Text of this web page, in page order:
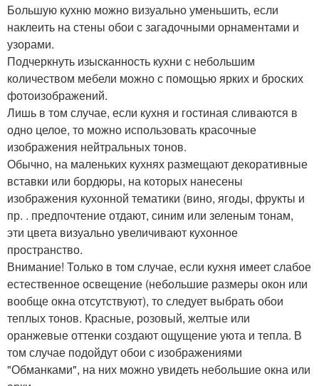
Большую кухню можно визуально уменьшить, если
наклеить на стены обои с загадочными орнаментами и
узорами.
Подчеркнуть изысканность кухни с небольшим
количеством мебели можно с помощью ярких и броских
фотоизображений.
Лишь в том случае, если кухня и гостиная сливаются в
одно целое, то можно использовать красочные
изображения нейтральных тонов.
Обычно, на маленьких кухнях размещают декоративные
вставки или бордюры, на которых нанесены
изображения кухонной тематики (вино, ягоды, фрукты и
пр. . предпочтение отдают, синим или зеленым тонам,
эти цвета визуально увеличивают кухонное
пространство.
Внимание! Только в том случае, если кухня имеет слабое
естественное освещение (небольшие размеры окон или
вообще окна отсутствуют), то следует выбрать обои
теплых тонов. Красные, розовый, желтые или
оранжевые оттенки создают ощущение уюта и тепла. В
том случае подойдут обои с изображениями
"Обманками", на них можно увидеть небольшие окна или